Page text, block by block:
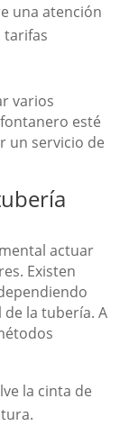
una atención
tarifas
varios
esté
un servicio de
actuar
Existen
la tubería. A
la cinta de